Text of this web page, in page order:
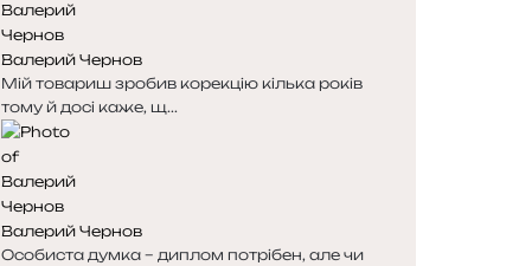
н
я
с
т
о
р
і
н
к
а
н
а
с
т
о
р
і
н
к
а
Валерий Чернов
Мій товариш зробив корекцію кілька років
тому й досі каже, щ...
Валерий Чернов
Особиста думка – диплом потрібен, але чи